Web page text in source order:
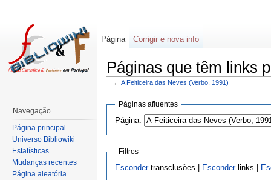
Páginas que têm links
← A Feiticeira das Neves (Verbo, 1991)
Páginas afluentes
Página:
Filtros
Escondertransclusões | Esconderlinks |
Página Corrigir e nova info
Navegação
Página principal
Universo Bibliowiki
Estatísticas
Mudanças recentes
Página aleatória